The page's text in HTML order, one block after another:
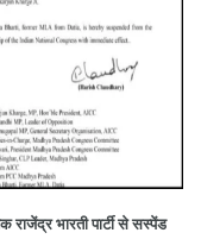
राजेंद्र भारती पार्टी से सस्पेंड